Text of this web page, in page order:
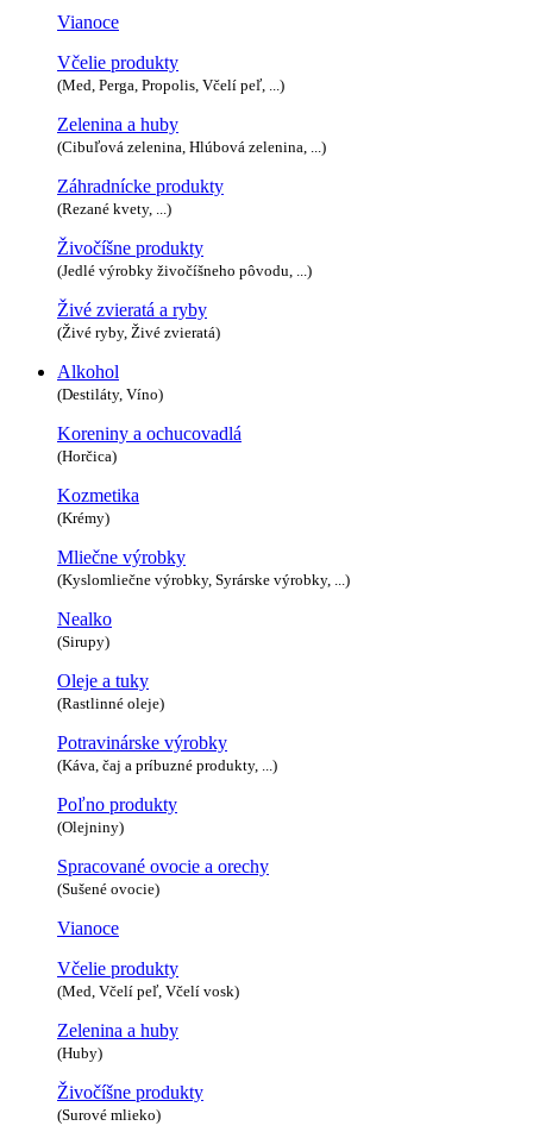
Vianoce
Včelie produkty
(Med, Perga, Propolis, Včelí peľ, ...)
Zelenina a huby
(Cibuľová zelenina, Hlúbová zelenina, ...)
Záhradnícke produkty
(Rezané kvety, ...)
Živočíšne produkty
(Jedlé výrobky živočíšneho pôvodu, ...)
Živé zvieratá a ryby
(Živé ryby, Živé zvieratá)
Alkohol
(Destiláty, Víno)
Koreniny a ochucovadlá
(Horčica)
Kozmetika
(Krémy)
Mliečne výrobky
(Kyslomliečne výrobky, Syrárske výrobky, ...)
Nealko
(Sirupy)
Oleje a tuky
(Rastlinné oleje)
Potravinárske výrobky
(Káva, čaj a príbuzné produkty, ...)
Poľno produkty
(Olejniny)
Spracované ovocie a orechy
(Sušené ovocie)
Vianoce
Včelie produkty
(Med, Včelí peľ, Včelí vosk)
Zelenina a huby
(Huby)
Živočíšne produkty
(Surové mlieko)